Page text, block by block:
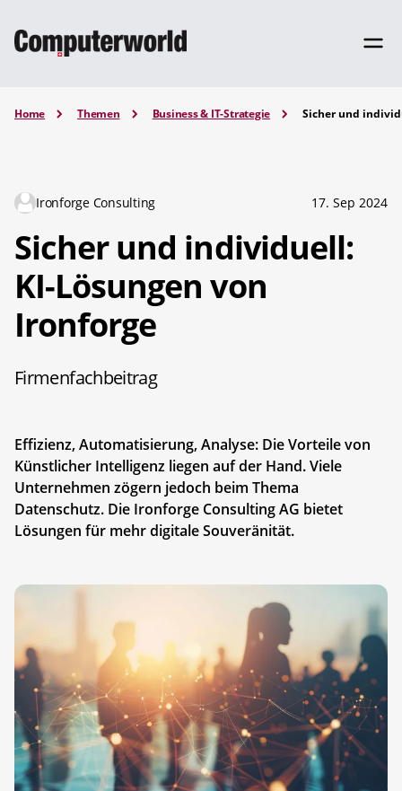
Home Themen Business & IT-Strategie Sicher und
Ironforge Consulting 17. Sep 2024
Sicher und individuell:
KI-Lösungen von
Ironforge
Firmenfachbeitrag
Effizienz, Automatisierung, Analyse: Die Vorteile von
Künstlicher Intelligenz liegen auf der Hand. Viele
Unternehmen zögern jedoch beim Thema
Datenschutz. Die Ironforge Consulting AG bietet
Lösungen für mehr digitale Souveränität.